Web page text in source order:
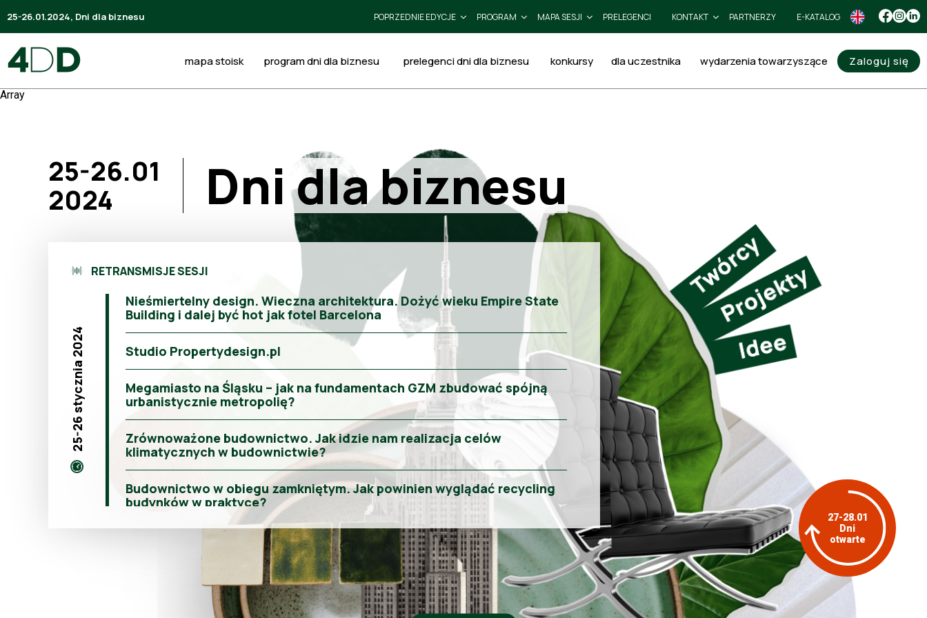
25-26.01.2024, Dni dla biznesu POPRZEDNIE EDYCJE PROGRAM MAPA SESJI PRELEGENCI KONTAKT PARTNERZY E-KATALOG
mapa stoisk program dni dla biznesu prelegenci dni dla biznesu konkursy dla uczestnika wydarzenia towarzyszące Zaloguj się
Array
25-26.01
2024
Dni dla biznesu
RETRANSMISJE SESJI
25-26 stycznia 2024
Nieśmiertelny design. Wieczna architektura. Dożyć wieku Empire State
Building i dalej być hot jak fotel Barcelona
Studio Propertydesign.pl
Megamiasto na Śląsku – jak na fundamentach GZM zbudować spójną
urbanistycznie metropolię?
Zrównoważone budownictwo. Jak idzie nam realizacja celów
klimatycznych w budownictwie?
Budownictwo w obiegu zamkniętym. Jak powinien wyglądać recycling
budynków w praktyce?
Design bez plastiku
Studio Propertydesign.pl
Wykład z cyklu: Mistrzowie Architektury
27-28.01
Dni
otwarte